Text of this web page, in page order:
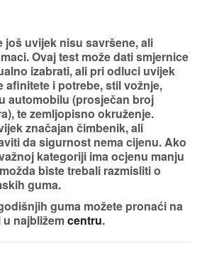
još uvijek nisu savršene, ali
Ovaj test može dati smjernice
izabrati, ali pri odluci uvijek
afinitete i potrebe,stil vožnje,
automobilu (prosječan broj
te zemljopisno okruženje.
značajan čimbenik, ali
dasigurnost nema cijenu. Ako
kategoriji ima ocjenu manju
biste trebali razmisliti o
guma.
guma možete pronaći na
u najbližemcentru.